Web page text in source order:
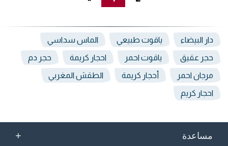
دار البيضاء ياقوت طبيعي الماس سداسي
حجر عقيق ياقوت احمر احجار كريمة حجر دم
مرجان احمر أحجار كريمة الطقش المغربي
احجار كريم
مساعدة +